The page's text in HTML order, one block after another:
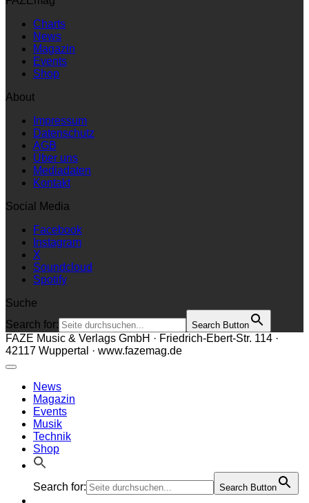
Charts
News
Magazin
Events
Shop
About
Impressum
Datenschutz
AGB
Über uns
Mediadaten
Kontakt
Social Media
Facebook
Instagram
X
Soundcloud
Spotify
Suche
Search for:
Search Button
FAZE Music & Verlags GmbH · Friedrich-Ebert-Str. 114 ·
42117 Wuppertal · www.fazemag.de
News
Magazin
Events
Musik
Technik
Shop
Search for: Search Button